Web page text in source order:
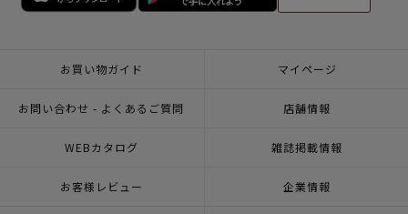
お買い物ガイド マイページ
お問い合わせ - よくあるご質問 店舗情報
WEBカタログ 雑誌掲載情報
お客様レビュー 企業情報